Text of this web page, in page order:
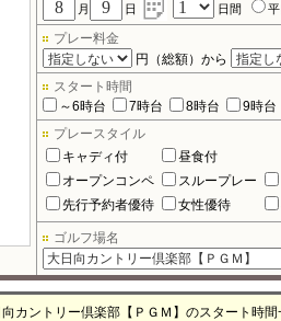
月 日 日間 平
プレー料金
円（総額）から
スタート時間
～6時台
7時台 8時台 9時台
プレースタイル
キャディ付
昼食付
オープンコンペ
スループレー
先行予約者優待
女性優待
ゴルフ場名
カントリー倶楽部【ＰＧＭ】のスタート時間